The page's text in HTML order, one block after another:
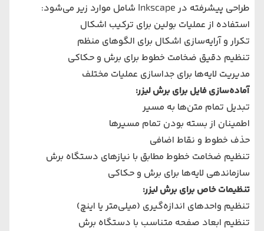
طراحی پیشرفته در Inkscape شامل موارد زیر می‌شود:
استفاده از عملیات بولین برای ترکیب اشکال
تکرار و آرایه‌سازی اشکال برای الگوهای منظم
تنظیم دقیق ضخامت خطوط برای برش و حکاکی
مدیریت لایه‌ها برای جداسازی عملیات مختلف
آماده‌سازی فایل برای برش لیزر:
تبدیل تمام متن‌ها به مسیر
اطمینان از بسته بودن تمام مسیرها
حذف خطوط و نقاط اضافی
تنظیم ضخامت خطوط مطابق با نیازهای دستگاه برش
سازماندهی لایه‌ها برای برش و حکاکی
تنظیمات خاص برای برش لیزر:
تنظیم واحدهای اندازه‌گیری (میلی‌متر یا اینچ)
تنظیم ابعاد صفحه متناسب با دستگاه برش